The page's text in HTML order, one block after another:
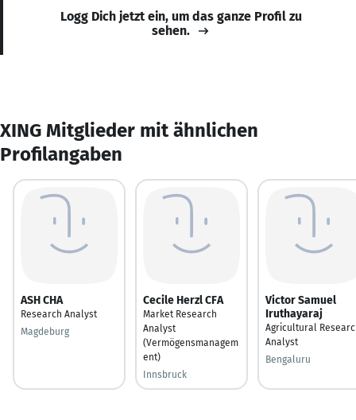
Logg Dich jetzt ein, um das ganze Profil zu
sehen.
XING Mitglieder mit ähnlichen
Profilangaben
ASH CHA
Research Analyst
Magdeburg
Cecile Herzl CFA
Market Research
Analyst
(Vermögensmanagem
ent)
Innsbruck
Victor Samuel
Iruthayaraj
Agricultural
Analyst
Bengaluru